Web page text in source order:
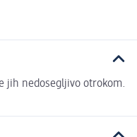
jih nedosegljivo otrokom.